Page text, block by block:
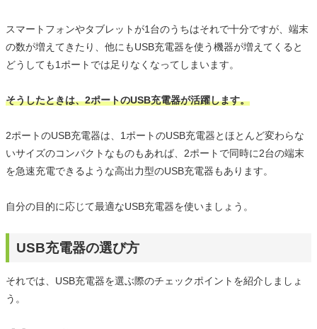
スマートフォンやタブレットが1台のうちはそれで十分ですが、端末
の数が増えてきたり、他にもUSB充電器を使う機器が増えてくると
どうしても1ポートでは足りなくなってしまいます。
そうしたときは、2ポートのUSB充電器が活躍します。
2ポートのUSB充電器は、1ポートのUSB充電器とほとんど変わらな
いサイズのコンパクトなものもあれば、2ポートで同時に2台の端末
を急速充電できるような高出力型のUSB充電器もあります。
自分の目的に応じて最適なUSB充電器を使いましょう。
USB充電器の選び方
それでは、USB充電器を選ぶ際のチェックポイントを紹介しましょ
う。